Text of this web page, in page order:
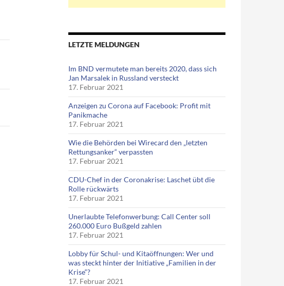
LETZTE MELDUNGEN
Im BND vermutete man bereits 2020, dass sich
Jan Marsalek in Russland versteckt
17. Februar 2021
Anzeigen zu Corona auf Facebook: Profit mit
Panikmache
17. Februar 2021
Wie die Behörden bei Wirecard den „letzten
Rettungsanker“ verpassten
17. Februar 2021
CDU-Chef in der Coronakrise: Laschet übt die
Rolle rückwärts
17. Februar 2021
Unerlaubte Telefonwerbung: Call Center soll
260.000 Euro Bußgeld zahlen
17. Februar 2021
Lobby für Schul- und Kitaöffnungen: Wer und
was steckt hinter der Initiative „Familien in der
Krise“?
17. Februar 2021